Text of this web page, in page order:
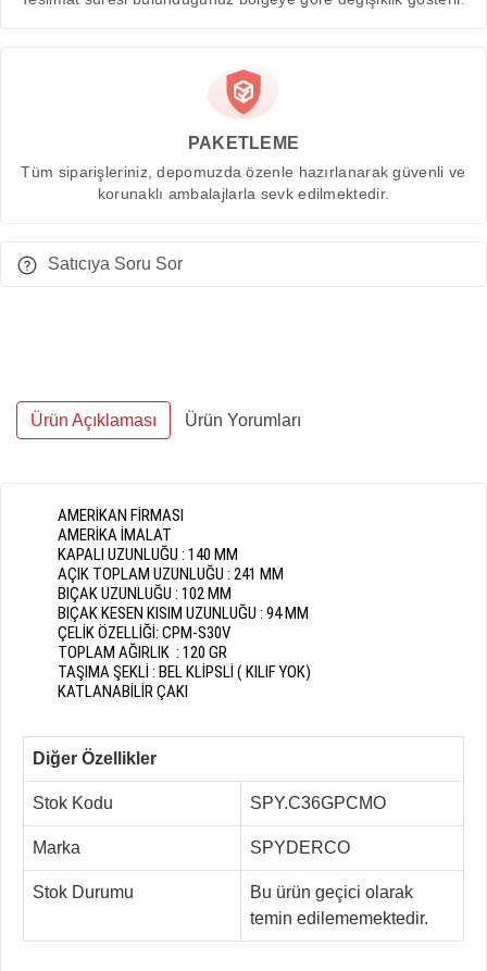
PAKETLEME
Tüm siparişleriniz, depomuzda özenle hazırlanarak güvenli ve
korunaklı ambalajlarla sevk edilmektedir.
Satıcıya Soru Sor
Ürün Açıklaması Ürün Yorumları
AMERİKAN FİRMASI
AMERİKA İMALAT
KAPALI UZUNLUĞU : 140 MM
AÇIK TOPLAM UZUNLUĞU : 241 MM
BIÇAK UZUNLUĞU : 102 MM
BIÇAK KESEN KISIM UZUNLUĞU : 94 MM
ÇELİK ÖZELLİĞİ: CPM-S30V
TOPLAM AĞIRLIK : 120 GR
TAŞIMA ŞEKLİ : BEL KLİPSLİ ( KILIF YOK)
KATLANABİLİR ÇAKI
Diğer Özellikler
Stok Kodu SPY.C36GPCMO
Marka SPYDERCO
Stok Durumu
Bu ürün geçici olarak
temin edilememektedir.